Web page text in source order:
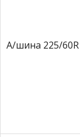
А/шина 225/